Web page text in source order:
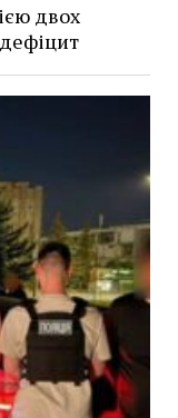
двох